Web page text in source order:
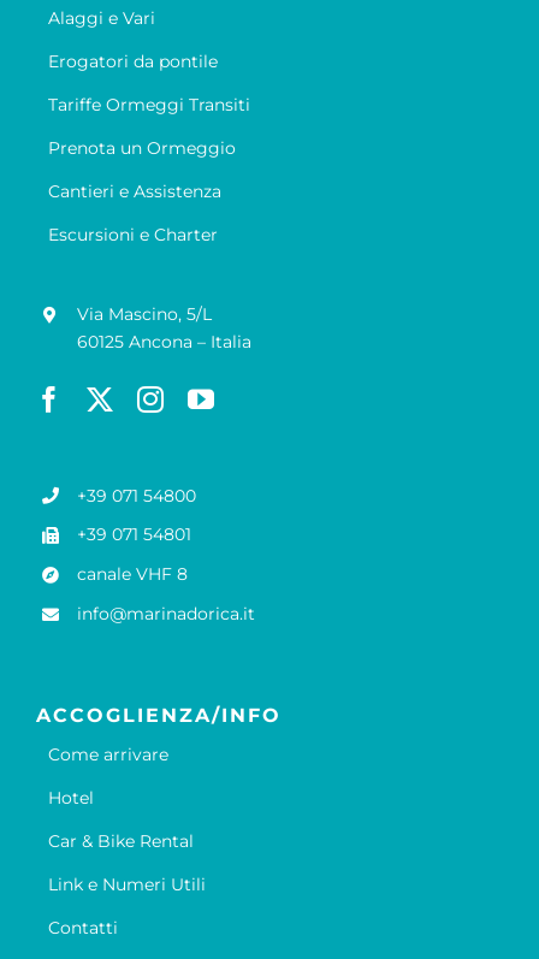
Alaggi e Vari
Erogatori da pontile
Tariffe Ormeggi Transiti
Prenota un Ormeggio
Cantieri e Assistenza
Escursioni e Charter
Via Mascino, 5/L
60125 Ancona – Italia
+39 071 54800
+39 071 54801
canale VHF 8
info@marinadorica.it
ACCOGLIENZA/INFO
Come arrivare
Hotel
Car & Bike Rental
Link e Numeri Utili
Contatti